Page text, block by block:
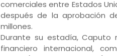
comerciales entre Estados
después de la aprobación
millones.
Durante su estadía, Caputo
financiero internacional,